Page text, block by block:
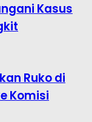
Kasus
Ruko di
Komisi